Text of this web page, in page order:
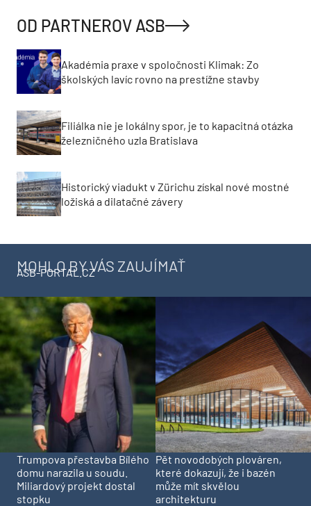
OD PARTNEROV ASB
Akadémia praxe v spoločnosti Klimak: Zo
školských lavíc rovno na prestížne stavby
Filiálka nie je lokálny spor, je to kapacitná otázka
železničného uzla Bratislava
Historický viadukt v Zürichu získal nové mostné
ložiská a dilatačné závery
MOHLO BY VÁS ZAUJÍMAŤ
ASB-PORTAL.CZ
Trumpova přestavba Bílého
domu narazila u soudu.
Miliardový projekt dostal
stopku
Pět novodobých plováren,
které dokazují, že i bazén
může mít skvělou
architekturu